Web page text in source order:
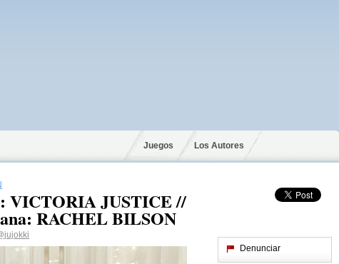
Juegos Los Autores
VICTORIA JUSTICE //
RACHEL BILSON
Denunciar